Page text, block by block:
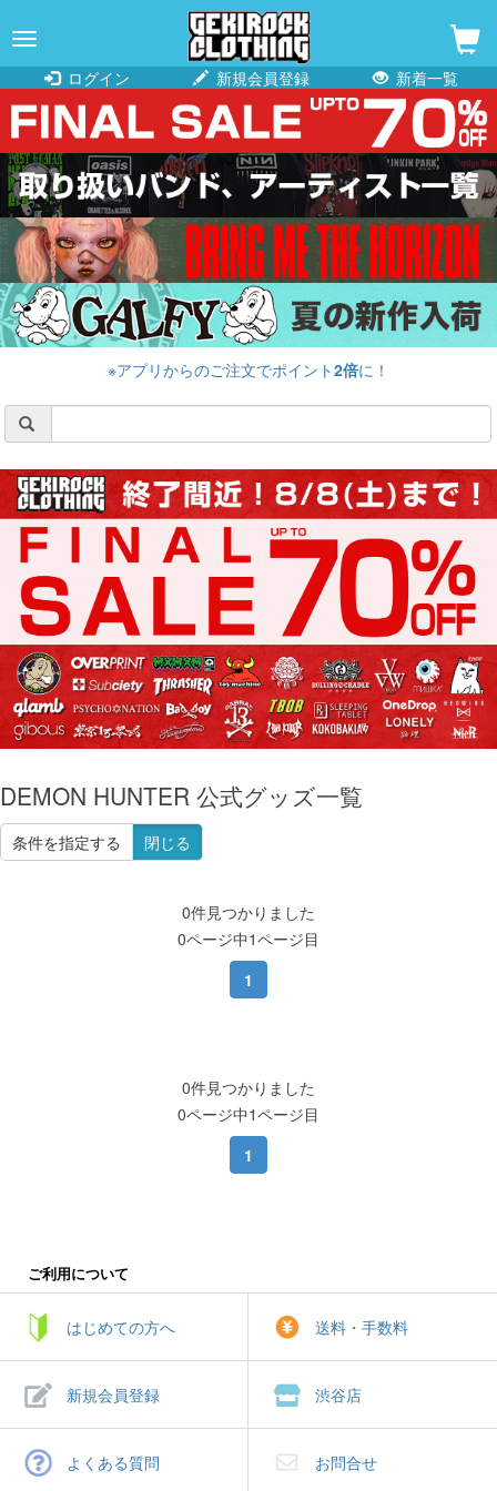
navigation
ログイン
新規会員登録 新着一覧
※アプリからのご注文でポイント2倍に！
DEMON HUNTER 公式グッズ一覧
条件を指定する 閉じる
0件見つかりました
0ページ中1ページ目
1
0件見つかりました
0ページ中1ページ目
1
ご利用について
はじめての方へ 送料・手数料
新規会員登録 渋谷店
よくある質問 お問合せ